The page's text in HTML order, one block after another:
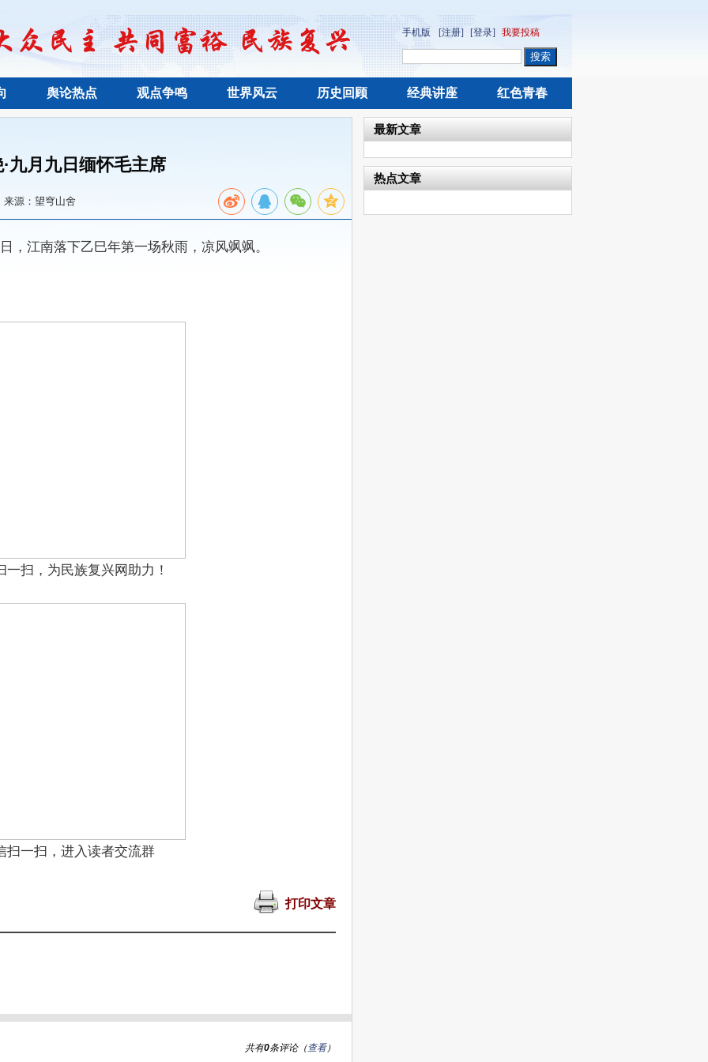
手机版 [注册] [登录] 我要投稿
舆论热点 观点争鸣 世界风云 历史回顾 经典讲座 红色青春
九月九日缅怀毛主席
来源：望穹山舍
江南落下乙巳年第一场秋雨，凉风飒飒。
一扫，为民族复兴网助力！
扫一扫，进入读者交流群
打印文章
共有0条评论（查看）
最新文章
热点文章